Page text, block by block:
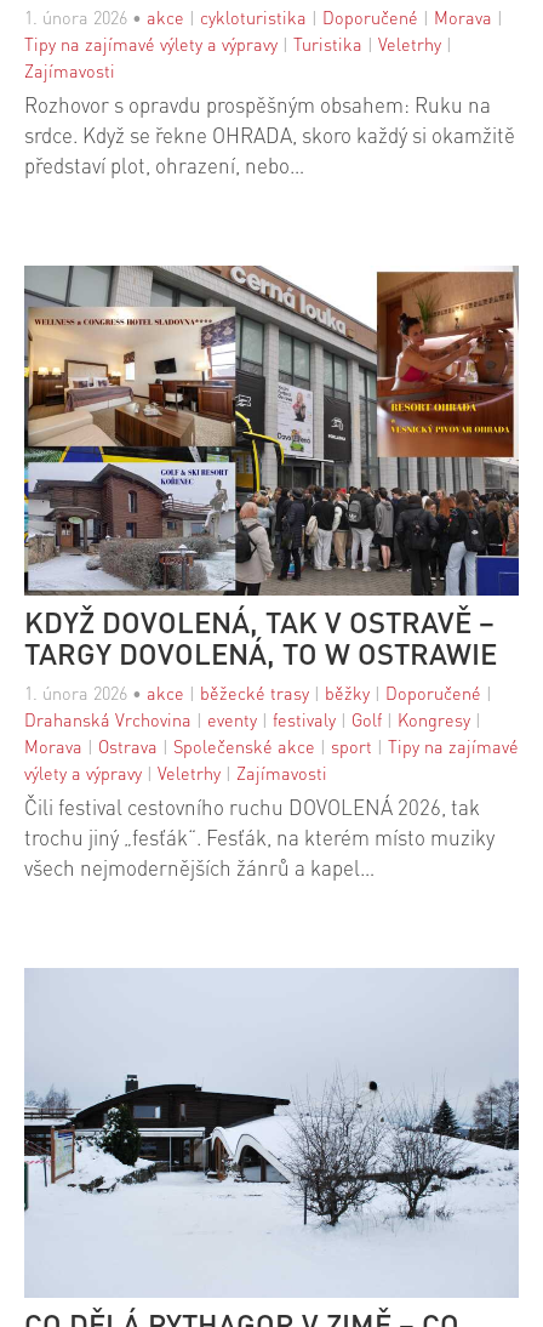
1. února 2026 • akce | cykloturistika | Doporučené | Morava |
Tipy na zajímavé výlety a výpravy | Turistika | Veletrhy |
Zajímavosti
Rozhovor s opravdu prospěšným obsahem: Ruku na
srdce. Když se řekne OHRADA, skoro každý si okamžitě
představí plot, ohrazení, nebo…
KDYŽ DOVOLENÁ, TAK V OSTRAVĚ –
TARGY DOVOLENÁ, TO W OSTRAWIE
1. února 2026 • akce | běžecké trasy | běžky | Doporučené |
Drahanská Vrchovina | eventy | festivaly | Golf | Kongresy |
Morava | Ostrava | Společenské akce | sport | Tipy na zajímavé
výlety a výpravy | Veletrhy | Zajímavosti
Čili festival cestovního ruchu DOVOLENÁ 2026, tak
trochu jiný „fesťák“. Fesťák, na kterém místo muziky
všech nejmodernějších žánrů a kapel…